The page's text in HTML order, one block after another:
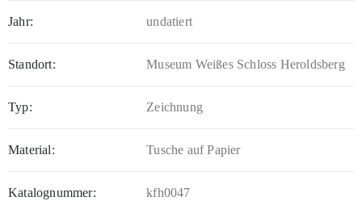
Jahr: undatiert
Standort: Museum Weißes Schloss Heroldsberg
Typ: Zeichnung
Material: Tusche auf Papier
Katalognummer: kfh0047